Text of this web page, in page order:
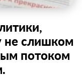
не слишком
потоком